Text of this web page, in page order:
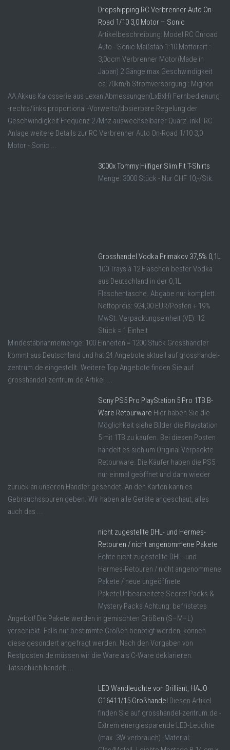
Dropshipping RC Verbrenner Auto On-
Road 1/10 3,0 Motor – Sonic
Artikelbeschreibung: Model RC Onroad
Auto - Sonic Maßstab 1:10 Mottorart :
3,0ccm Verbrenner Motor(Made in
Japan) 2 Gänge max.Geschwindigkeit
ca.70km/h Stromversorgung : Mignon
AA Akkus Karosserie aus Lexan Abmessungen(LxBxH) Fernbedienung
-rechts/links proportional -Vorwerts/dosierbare Regelung der
Geschwindigkeit Frequenz 27Mhz auswechselbarer Quarz. inkl. RC
Anlage weitere Details zur RC Verbrenner Auto On-Road 1/10 3,0
Motor - Sonic ...
3000x Tommy Hilfiger Slim Fit T-Shirts
Menge: 3000 Stück - Nur CHF 10,-/Stk.
Grosshandel Vodka Primakov 37,5% 0,1L
100 Trays á 12 Flaschen bester Vodka
aus Deutschland in der 0,1L
Flaschentasche. Abgabe nur komplett.
Nettopreis: 924,00 EUR/Posten + 19%
MwSt. Verpackungseinheit (VE): 12
Stück = 1 Einheit
Mindestabnahmemenge: 100 Einheiten = 1200 Stück Grosshändler
kommt aus Deutschland und hat 24 Angebote aktuell auf grosshandel-
zentrum.de eingestellt. Weitere Top Angebote finden Sie auf
grosshandel-zentrum.de Artikel ...
Sony PS5 Pro PlayStation 5 Pro 1TB B-
Ware Retourware Hier haben Sie die
Möglichkeit siehe Bilder die Playstation
5 mit 1TB zu kaufen. Bei diesen Posten
handelt es sich um Original Verpackte
Retourware. Die Käufer haben die PS5
nur einmal geöffnet und dann wieder
zurück an unseren Händler gesendet. An den Karton kann es
Gebrauchsspuren geben. Wir haben alle Geräte angeschaut, alles
auch das ...
nicht zugestellte DHL- und Hermes-
Retouren / nicht angenommene Pakete
Echte nicht zugestellte DHL- und
Hermes-Retouren / nicht angenommene
Pakete / neue ungeöffnete
PaketeUnbearbeitete Secret Packs &
Mystery Packs Achtung: befristetes
Angebot! Die Pakete werden in gemischten Größen (S–M–L)
verschickt. Falls nur bestimmte Größen benötigt werden, können
diese gesondert angefragt werden. Nach den Vorgaben von
Restposten.de müssen wir die Ware als C-Ware deklarieren.
Tatsächlich handelt ...
LED Wandleuchte von Brilliant, HAJO
G16411/15 Großhandel Diesen Artikel
finden Sie auf grosshandel-zentrum.de -
Extrem energiesparende LED-Leuchte
(max. 3W verbrauch) -Material: